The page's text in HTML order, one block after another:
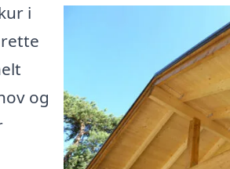
i
og